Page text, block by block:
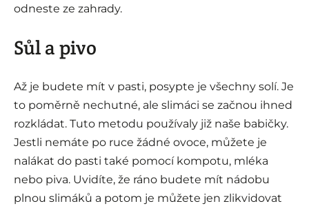
odneste ze zahrady.
Sůl a pivo
Až je budete mít v pasti, posypte je všechny solí. Je
to poměrně nechutné, ale slimáci se začnou ihned
rozkládat. Tuto metodu používaly již naše babičky.
Jestli nemáte po ruce žádné ovoce, můžete je
nalákat do pasti také pomocí kompotu, mléka
nebo piva. Uvidíte, že ráno budete mít nádobu
plnou slimáků a potom je můžete jen zlikvidovat